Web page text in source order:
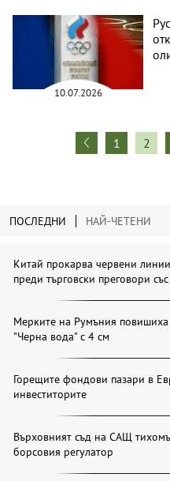
10.07.2026
1 2
ПОСЛЕДНИ НАЙ-ЧЕТЕНИ
Китай прокарва червени
преди търговски преговори
Мерките на Румъния
"Черна вода" с 4 см
Горещите фондови пазари в
инвеститорите
Върховният съд на САЩ
борсовия регулатор